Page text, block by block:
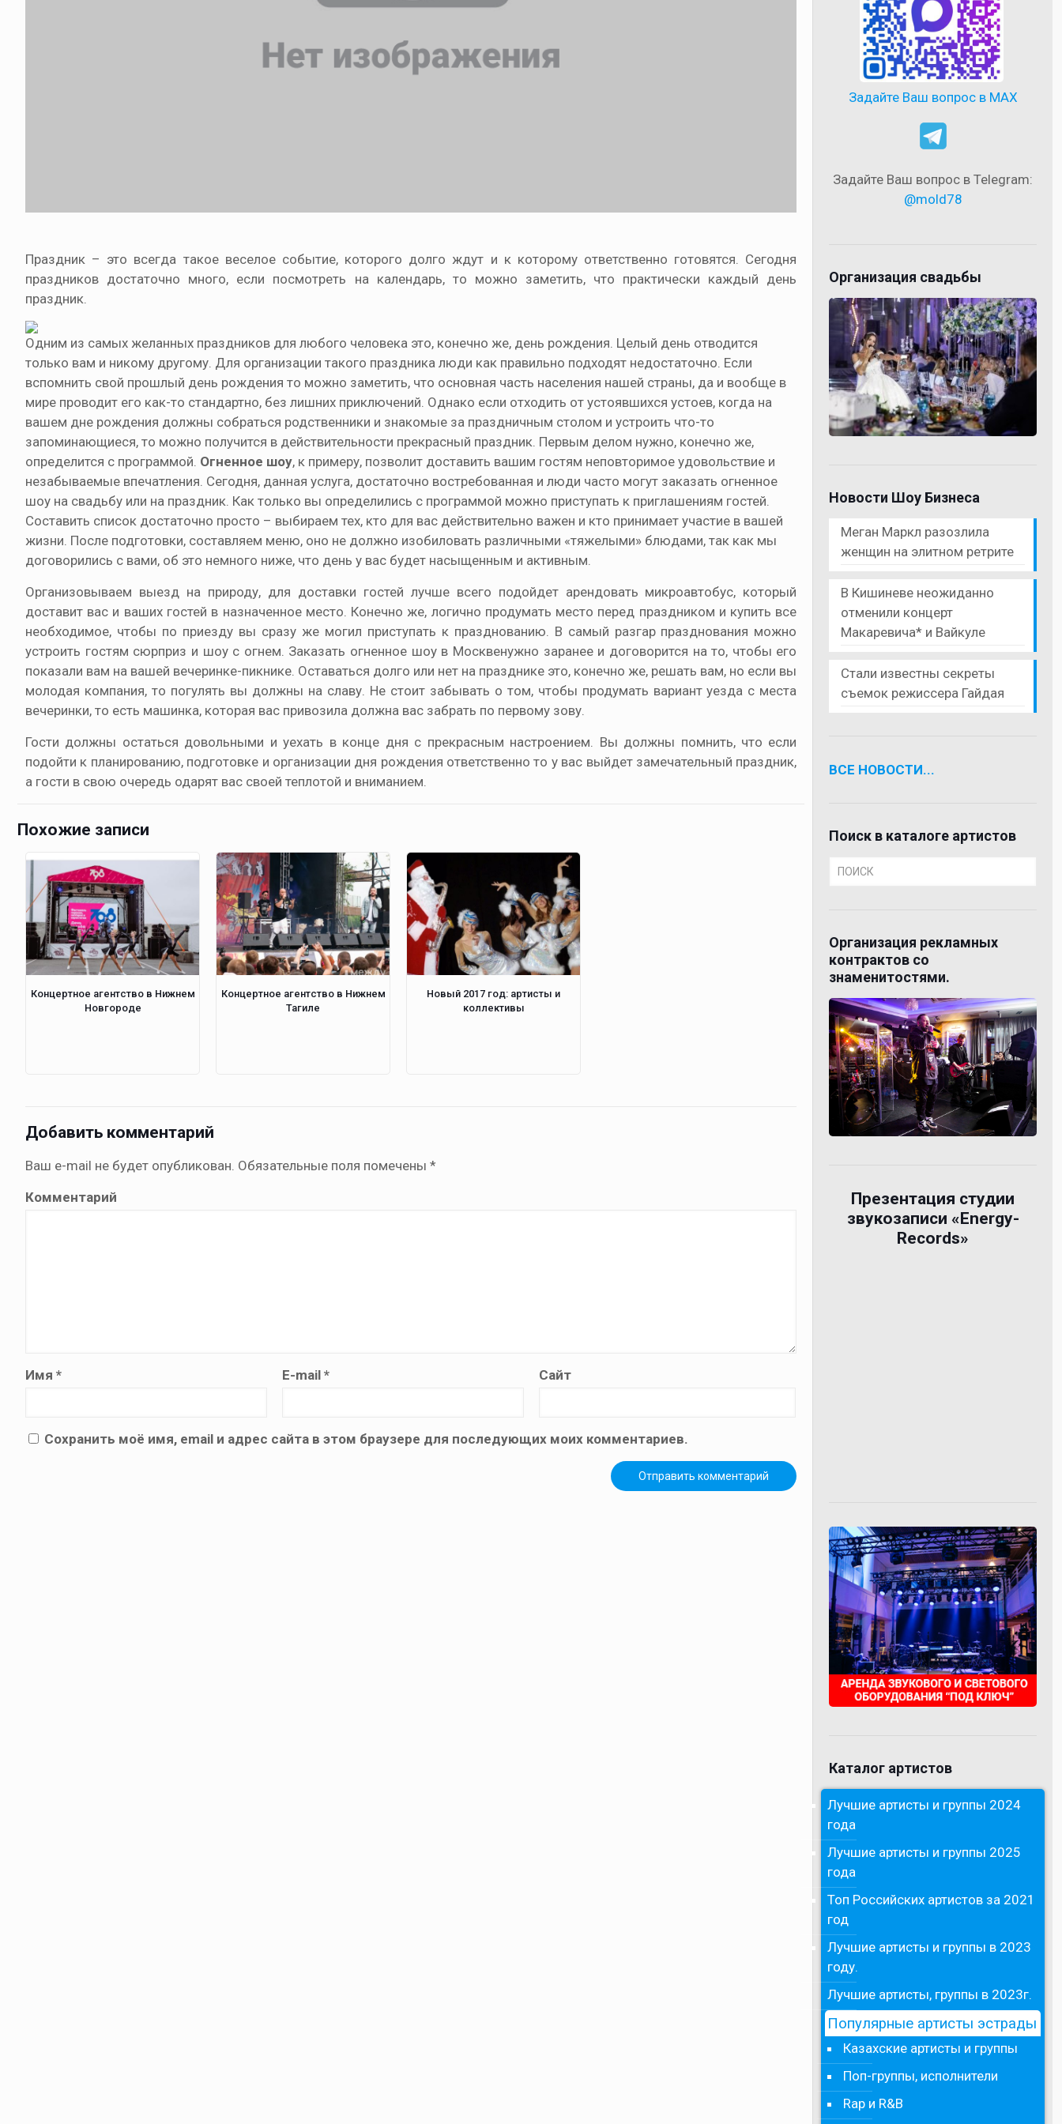
Праздник – это всегда такое веселое событие, которого долго ждут и к которому ответственно готовятся. Сегодня
праздников достаточно много, если посмотреть на календарь, то можно заметить, что практически каждый день
праздник.
Одним из самых желанных праздников для любого человека это, конечно же, день рождения. Целый день отводится
только вам и никому другому. Для организации такого праздника люди как правильно подходят недостаточно. Если
вспомнить свой прошлый день рождения то можно заметить, что основная часть населения нашей страны, да и вообще в
мире проводит его как-то стандартно, без лишних приключений. Однако если отходить от устоявшихся устоев, когда на
вашем дне рождения должны собраться родственники и знакомые за праздничным столом и устроить что-то
запоминающиеся, то можно получится в действительности прекрасный праздник. Первым делом нужно, конечно же,
определится с программой. Огненное шоу, к примеру, позволит доставить вашим гостям неповторимое удовольствие и
незабываемые впечатления. Сегодня, данная услуга, достаточно востребованная и люди часто могут заказать огненное
шоу на свадьбу или на праздник. Как только вы определились с программой можно приступать к приглашениям гостей.
Составить список достаточно просто – выбираем тех, кто для вас действительно важен и кто принимает участие в вашей
жизни. После подготовки, составляем меню, оно не должно изобиловать различными «тяжелыми» блюдами, так как мы
договорились с вами, об это немного ниже, что день у вас будет насыщенным и активным.
Организовываем выезд на природу, для доставки гостей лучше всего подойдет арендовать микроавтобус, который
доставит вас и ваших гостей в назначенное место. Конечно же, логично продумать место перед праздником и купить все
необходимое, чтобы по приезду вы сразу же могил приступать к празднованию. В самый разгар празднования можно
устроить гостям сюрприз и шоу с огнем. Заказать огненное шоу в Москвенужно заранее и договорится на то, чтобы его
показали вам на вашей вечеринке-пикнике. Оставаться долго или нет на празднике это, конечно же, решать вам, но если вы
молодая компания, то погулять вы должны на славу. Не стоит забывать о том, чтобы продумать вариант уезда с места
вечеринки, то есть машинка, которая вас привозила должна вас забрать по первому зову.
Гости должны остаться довольными и уехать в конце дня с прекрасным настроением. Вы должны помнить, что если
подойти к планированию, подготовке и организации дня рождения ответственно то у вас выйдет замечательный праздник,
а гости в свою очередь одарят вас своей теплотой и вниманием.
Похожие записи
Концертное агентство в Нижнем
Новгороде
Концертное агентство в Нижнем
Тагиле
Новый 2017 год: артисты и
коллективы
Добавить комментарий
Ваш e-mail не будет опубликован. Обязательные поля помечены *
Комментарий
Имя * E-mail* Сайт
Сохранить моё имя, email и адрес сайта в этом браузере для последующих моих комментариев.
Задайте Ваш вопрос в MAX
Задайте Ваш вопрос в Telegram:
@mold78
Организация свадьбы
Новости Шоу Бизнеса
Меган Маркл разозлила
женщин на элитном ретрите
В Кишиневе неожиданно
отменили концерт
Макаревича* и Вайкуле
Стали известны секреты
съемок режиссера Гайдая
ВСЕ НОВОСТИ...
Поиск в каталоге артистов
Организация рекламных
контрактов со
знаменитостями.
Презентация студии
звукозаписи «Energy-
Records»
Каталог артистов
Лучшие артисты и группы 2024
года
Лучшие артисты и группы 2025
года
Топ Российских артистов за 2021
год
Лучшие артисты и группы в 2023
году.
Лучшие артисты, группы в 2023г.
Популярные артисты эстрады
Казахские артисты и группы
Поп-группы, исполнители
Rap и R&B